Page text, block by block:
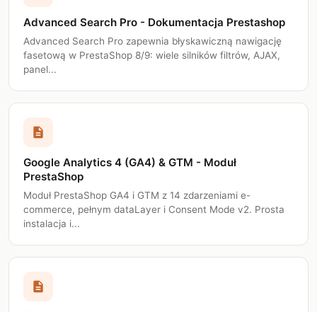
Advanced Search Pro - Dokumentacja Prestashop
Advanced Search Pro zapewnia błyskawiczną nawigację
fasetową w PrestaShop 8/9: wiele silników filtrów, AJAX,
panel...
description
Google Analytics 4 (GA4) & GTM - Moduł
PrestaShop
Moduł PrestaShop GA4 i GTM z 14 zdarzeniami e-
commerce, pełnym dataLayer i Consent Mode v2. Prosta
instalacja i...
description